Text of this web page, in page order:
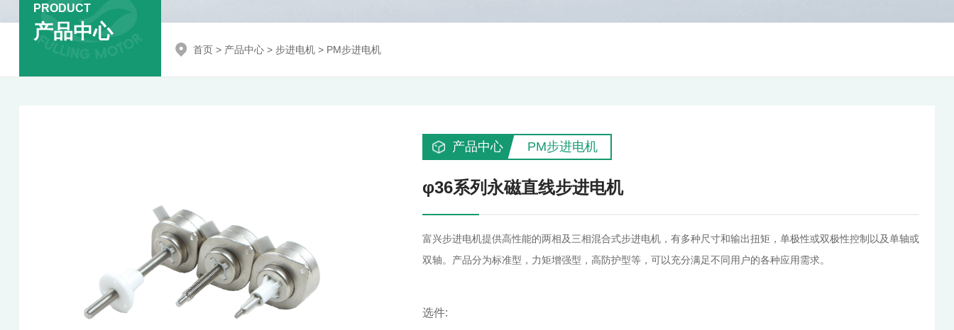
PRODUCT
产品中心
首页> 产品中心> 步进电机> PM步进电机
产品中心 PM步进电机
φ36系列永磁直线步进电机
富兴步进电机提供高性能的两相及三相混合式步进电机，有多种尺寸和输出扭矩，单极性或双极性控制以及单轴或
双轴。产品分为标准型，力矩增强型，高防护型等，可以充分满足不同用户的各种应用需求。
选件: